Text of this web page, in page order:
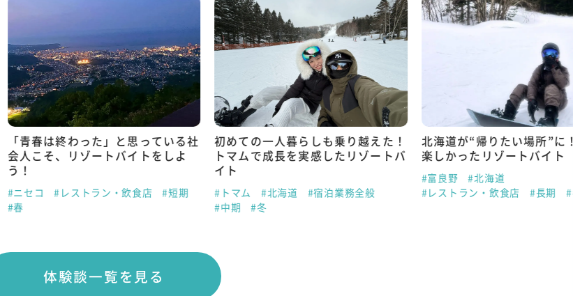
「青春は終わった」と思っている社
会人こそ、リゾートバイトをしよ
う！
#ニセコ #レストラン・飲食店
#短期
#春
初めての一人暮らしも乗り越えた！
トマムで成長を実感したリゾートバ
イト
#トマム #北海道
#宿泊業務全般
#中期
#冬
北海道が“帰りたい場所”に
楽しかったリゾートバイト
#富良野
#北海道
#レストラン・飲食店
#長期
体験談一覧を見る